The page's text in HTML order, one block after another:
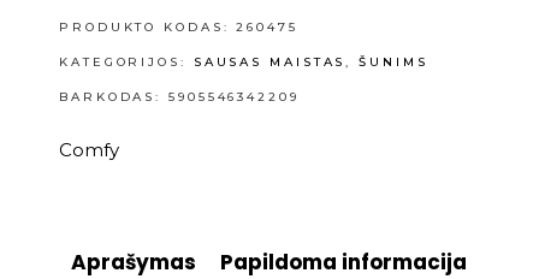
PRODUKTO KODAS:260475
KATEGORIJOS: SAUSAS MAISTAS,ŠUNIMS
BARKODAS: 5905546342209
Comfy
Aprašymas Papildoma informacija